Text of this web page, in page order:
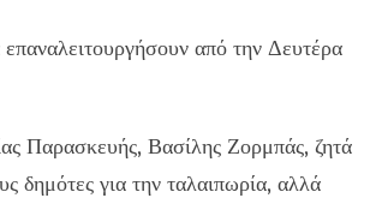
από την Δευτέρα
Παρασκευής, Βασίλης Ζορμπάς, ζητά
δημότες για την ταλαιπωρία, αλλά